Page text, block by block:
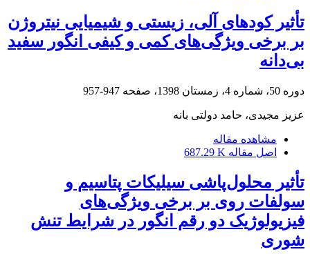
تأثیر کودهای آلی، زیستی و شیمیایی نیتروژن
بر برخی ویژگی‌های کمی و کیفی انگور سفید
بی‌دانه
دوره 50، شماره 4، زمستان 1398، صفحه 947-957
عزیز مجیدی، حامد دولتی بانه
مشاهده مقاله
اصل مقاله 687.29 K
تأثیر محلول‌پاشی سیلیکات پتاسیم و
سولفات روی بر برخی ویژگی‌های
فیزیولوژیک دو رقم انگور در شرایط تنش
شوری